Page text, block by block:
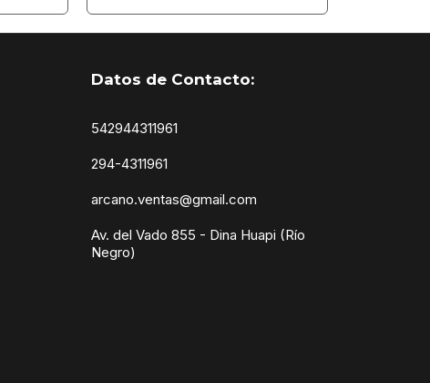
Datos de Contacto:
542944311961
294-4311961
arcano.ventas@gmail.com
Av. del Vado 855 - Dina Huapi (Río
Negro)